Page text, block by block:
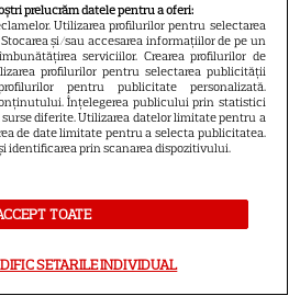
PARTENERI
pentru perioada 1 –
prelucrăm datele pentru a oferi:
Utilizarea profilurilor pentru selectarea
și/sau accesarea informațiilor de pe un
serviciilor. Crearea profilurilor de
profilurilor pentru selectarea publicității
pentru publicitate personalizată.
Înțelegerea publicului prin statistici
diferite. Utilizarea datelor limitate pentru a
de date limitate pentru a selecta publicitatea.
identificarea prin scanarea dispozitivului.
TOATE
SETARILE INDIVIDUAL